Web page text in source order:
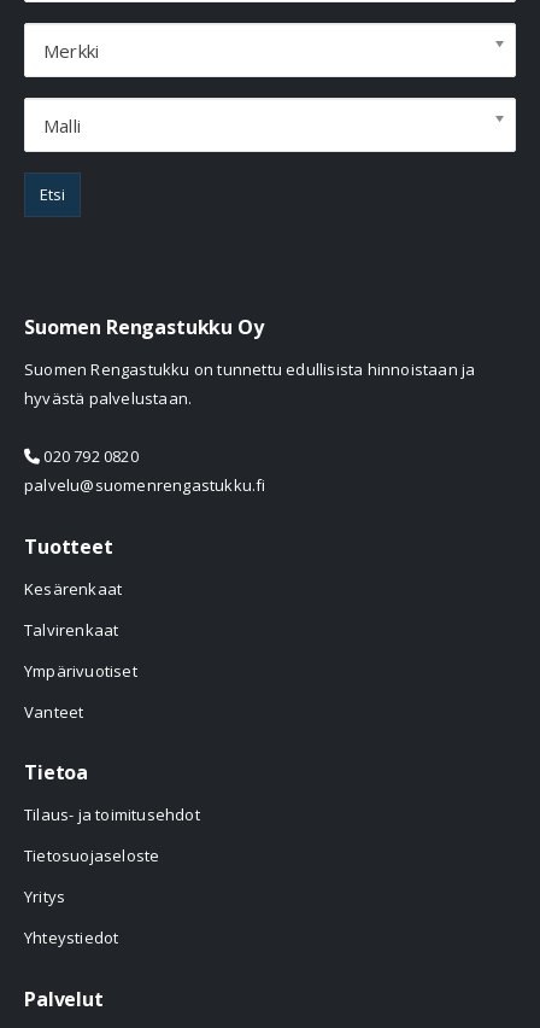
Merkki
Malli
Etsi
Suomen Rengastukku Oy
Suomen Rengastukku on tunnettu edullisista hinnoistaan ja
hyvästä palvelustaan.
020 792 0820
palvelu@suomenrengastukku.fi
Tuotteet
Kesärenkaat
Talvirenkaat
Ympärivuotiset
Vanteet
Tietoa
Tilaus- ja toimitusehdot
Tietosuojaseloste
Yritys
Yhteystiedot
Palvelut